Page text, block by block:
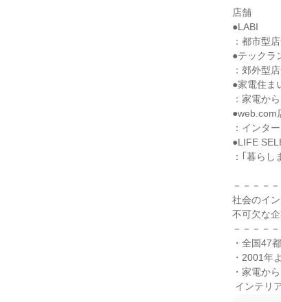
店舗
●LABI
：都市型
●テックラ
：郊外型
●家電住ま
：家電か
●web.com
：インタ
●LIFE
：｢暮ら
－－－－
社会のイ
不可欠な
－－－－
・全国47
・2001年
・家電か
インテリ